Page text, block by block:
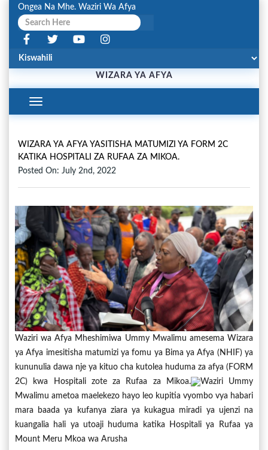
Ongea Na Mhe. Waziri Wa Afya
WIZARA YA AFYA
Toggle
Navigation
WIZARA YA AFYA YASITISHA MATUMIZI YA FORM 2C
KATIKA HOSPITALI ZA RUFAA ZA MIKOA.
Posted On: July 2nd, 2022
Waziri wa Afya Mheshimiwa Ummy Mwalimu amesema Wizara
ya Afya imesitisha matumizi ya fomu ya Bima ya Afya (NHIF) ya
kununulia dawa nje ya kituo cha kutolea huduma za afya (FORM
2C) kwa Hospitali zote za Rufaa za Mikoa.
Waziri Ummy
Mwalimu ametoa maelekezo hayo leo kupitia vyombo vya habari
mara baada ya kufanya ziara ya kukagua miradi ya ujenzi na
kuangalia hali ya utoaji huduma katika Hospitali ya Rufaa ya
Mount Meru Mkoa wa Arusha